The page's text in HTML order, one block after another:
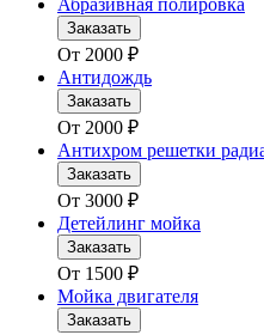
Абразивная полировка
Заказать
От 2000 ₽
Антидождь
Заказать
От 2000 ₽
Антихром решетки
Заказать
От 3000 ₽
Детейлинг мойка
Заказать
От 1500 ₽
Мойка двигателя
Заказать